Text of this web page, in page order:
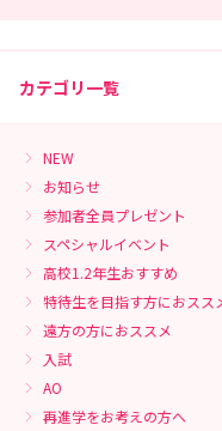
カテゴリ一覧
NEW
お知らせ
参加者全員プレゼント
スペシャルイベント
高校1.2年生おすすめ
特待生を目指す方におスス
遠方の方におススメ
入試
AO
再進学をお考えの方へ